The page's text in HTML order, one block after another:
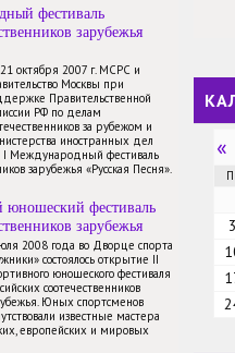
фестиваль
зарубежья
октября 2007 г. МСРС и
Москвы при
Правительственной
РФ по делам
за рубежом и
иностранных дел
I Международный фестиваль
зарубежья «Русская Песня».
фестиваль
зарубежья
2008 года во Дворце спорта
состоялось открытие II
юношеского фестиваля
соотечественников
Юных спортсменов
известные мастера
европейских и мировых
«
3